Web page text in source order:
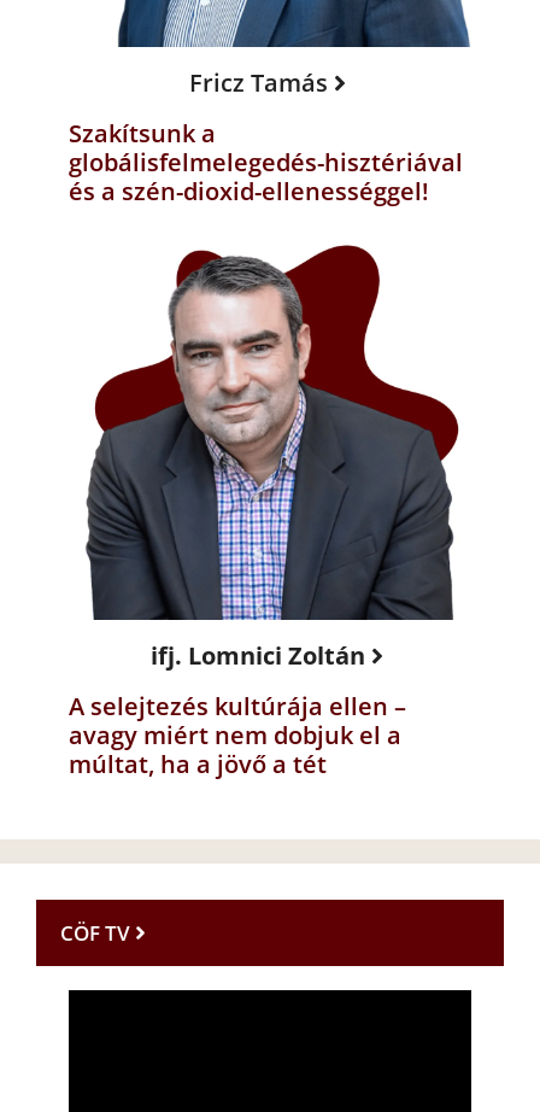
Fricz Tamás
Szakítsunk a
globálisfelmelegedés-hisztériával
és a szén-dioxid-ellenességgel!
ifj. Lomnici Zoltán
A selejtezés kultúrája ellen –
avagy miért nem dobjuk el a
múltat, ha a jövő a tét
CÖF TV